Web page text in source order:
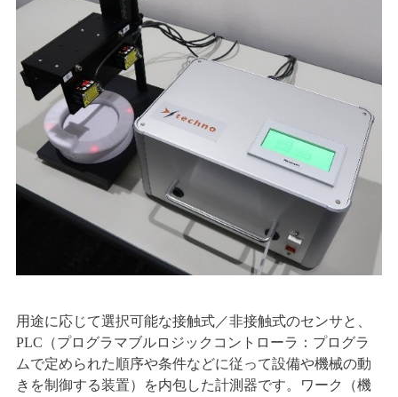
用途に応じて選択可能な接触式／非接触式のセンサと、
PLC（プログラマブルロジックコントローラ：プログラ
ムで定められた順序や条件などに従って設備や機械の動
きを制御する装置）を内包した計測器です。ワーク（機